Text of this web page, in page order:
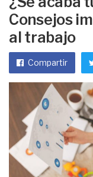
Consejos
al trabajo
Compartir